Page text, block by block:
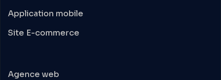
Application mobile
Site E-commerce
Agence web